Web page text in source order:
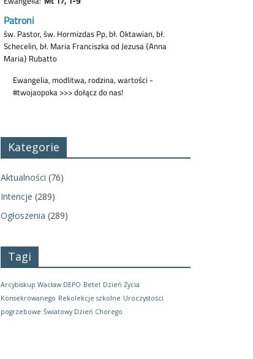
Kategorie
Aktualności (76)
Intencje (289)
Ogłoszenia (289)
Tagi
Arcybiskup Wacław DEPO Betel Dzień Życia
Konsekrowanego Rekolekcje szkolne Uroczystości
pogrzebowe Światowy Dzień Chorego